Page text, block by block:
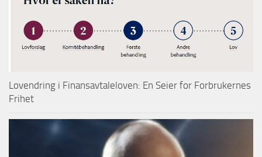
Lovendring i Finansavtaleloven: En Seier for Forbrukernes
Frihet